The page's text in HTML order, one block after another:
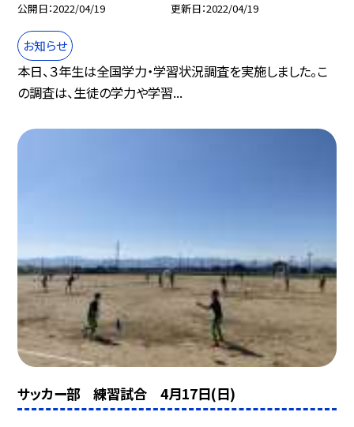
公開日 2022/04/19 更新日 2022/04/19
お知らせ
本日、３年生は全国学力・学習状況調査を実施しました。こ
の調査は、生徒の学力や学習...
サッカー部 練習試合 4月17日(日)